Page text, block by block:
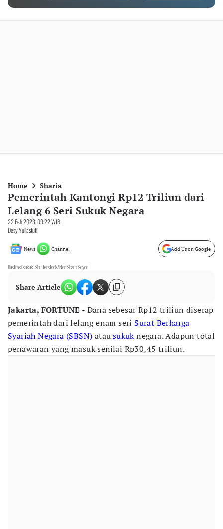
Home Sharia
Pemerintah Kantongi Rp12 Triliun dari
Lelang 6 Seri Sukuk Negara
22 Feb 2023, 09:22 WIB
Desy Yuliastuti
News Channel Add Us on Google
Ilustrasi sukuk. Shutterstock/Nor Sham Soyod
Share Article
Jakarta, FORTUNE - Dana sebesar Rp12 triliun diserap
pemerintah dari lelang enam seri Surat Berharga
Syariah Negara (SBSN) atau sukuknegara. Adapun total
penawaran yang masuk senilai Rp30,45 triliun.